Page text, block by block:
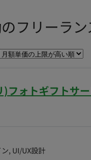
フリーラ
)フォトギフトサ
, UI/UX設計